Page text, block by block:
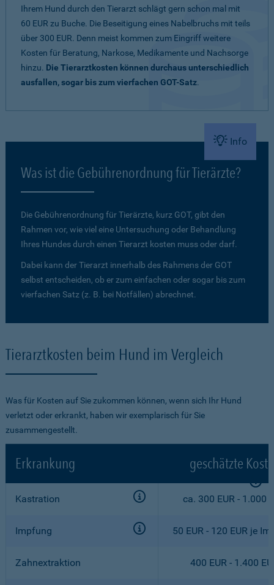
Ihrem Hund durch den Tierarzt schlägt gern schon mal mit
60 EUR zu Buche. Die Beseitigung eines Nabelbruchs mit teils
über 300 EUR. Denn meist kommen zum Eingriff weitere
Kosten für Beratung, Narkose, Medikamente und Nachsorge
hinzu. Die Tierarztkosten können durchaus unterschiedlich
ausfallen, sogar bis zum vierfachen GOT-Satz.
Info
Was ist die Gebührenordnung für Tierärzte?
Die Gebührenordnung für Tierärzte, kurz GOT, gibt den
Rahmen vor, wie viel eine Untersuchung oder Behandlung
Ihres Hundes durch einen Tierarzt kosten muss oder darf.
Dabei kann der Tierarzt innerhalb des Rahmens der GOT
selbst entscheiden, ob er zum einfachen oder sogar bis zum
vierfachen Satz (z. B. bei Notfällen) abrechnet.
Tierarztkosten beim Hund im Vergleich
Was für Kosten auf Sie zukommen können, wenn sich Ihr Hund
verletzt oder erkrankt, haben wir exemplarisch für Sie
zusammengestellt.
Erkrankung geschätzte
Kastration ca. 300 EUR - 1.000
Impfung 50 EUR - 120 EUR je
Zahnextraktion 400 EUR - 1.400